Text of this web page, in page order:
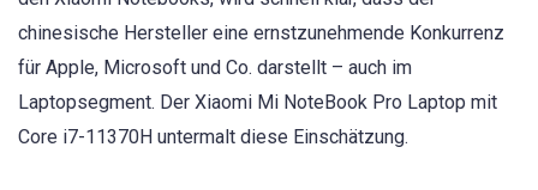
chinesische Hersteller eine ernstzunehmende Konkurrenz
für Apple, Microsoft und Co. darstellt – auch im
Laptopsegment. Der Xiaomi Mi NoteBook Pro Laptop mit
Core i7-11370H untermalt diese Einschätzung.